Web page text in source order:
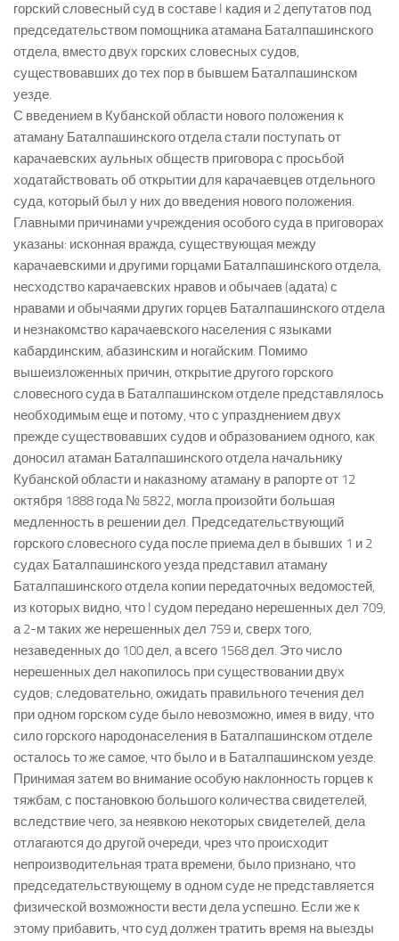
горский словесный суд в составе I кадия и 2 депутатов под
председательством помощника атамана Баталпашинского
отдела, вместо двух горских словесных судов,
существовавших до тех пор в бывшем Баталпашинском
уезде.
С введением в Кубанской области нового положения к
атаману Баталпашинского отдела стали поступать от
карачаевских аульных обществ приговора с просьбой
ходатайствовать об открытии для карачаевцев отдельного
суда, который был у них до введения нового положения.
Главными причинами учреждения особого суда в приговорах
указаны: исконная вражда, существующая между
карачаевскими и другими горцами Баталпашинского отдела,
несходство карачаевских нравов и обычаев (адата) с
нравами и обычаями других горцев Баталпашинского отдела
и незнакомство карачаевского населения с языками
кабардинским, абазинским и ногайским. Помимо
вышеизложенных причин, открытие другого горского
словесного суда в Баталпашинском отделе представлялось
необходимым еще и потому, что с упразднением двух
прежде существовавших судов и образованием одного, как
доносил атаман Баталпашинского отдела начальнику
Кубанской области и наказному атаману в рапорте от 12
октября 1888 года № 5822, могла произойти большая
медленность в решении дел. Председательствующий
горского словесного суда после приема дел в бывших 1 и 2
судах Баталпашинского уезда представил атаману
Баталпашинского отдела копии передаточных ведомостей,
из которых видно, что I судом передано нерешенных дел 709,
а 2-м таких же нерешенных дел 759 и, сверх того,
незаведенных до 100 дел, а всего 1568 дел. Это число
нерешенных дел накопилось при существовании двух
судов; следовательно, ожидать правильного течения дел
при одном горском суде было невозможно, имея в виду, что
сило горского народонаселения в Баталпашинском отделе
осталось то же самое, что было и в Баталпашинском уезде.
Принимая затем во внимание особую наклонность горцев к
тяжбам, с постановкою большого количества свидетелей,
вследствие чего, за неявкою некоторых свидетелей, дела
отлагаются до другой очереди, чрез что происходит
непроизводительная трата времени, было признано, что
председательствующему в одном суде не представляется
физической возможности вести дела успешно. Если же к
этому прибавить, что суд должен тратить время на выезды